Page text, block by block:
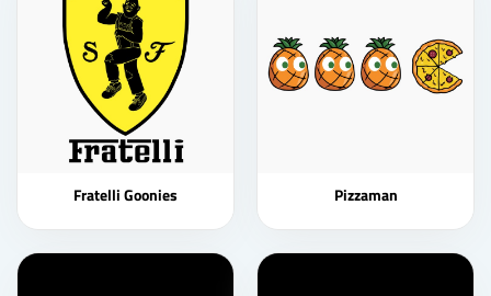
Fratelli Goonies Pizzaman